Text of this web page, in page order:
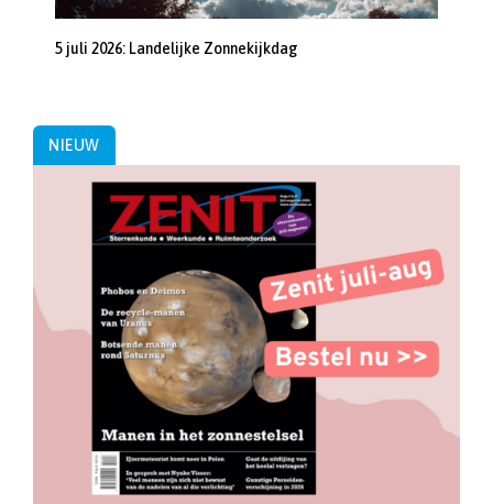
5 juli 2026: Landelijke Zonnekijkdag
NIEUW